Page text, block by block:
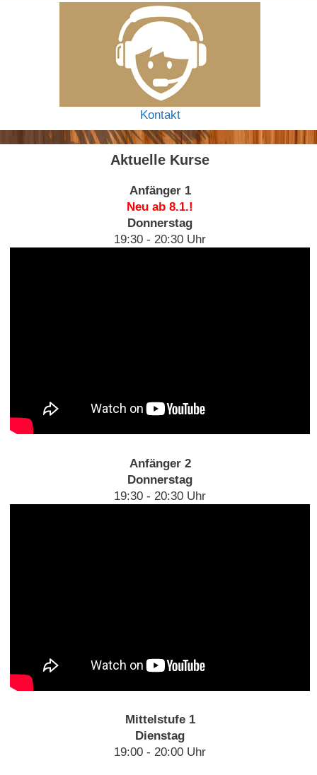
Kontakt
Aktuelle Kurse
Anfänger 1
Neu ab 8.1.!
Donnerstag
19:30 - 20:30 Uhr
Anfänger 2
Donnerstag
19:30 - 20:30 Uhr
Mittelstufe 1
Dienstag
19:00 - 20:00 Uhr